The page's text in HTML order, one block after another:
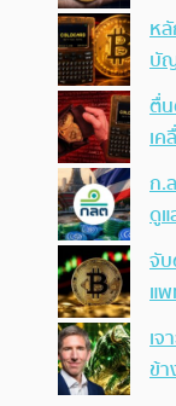
ห
บั
ตื่น
เค
ก.
ดู
จั
แ
เจ
ข้